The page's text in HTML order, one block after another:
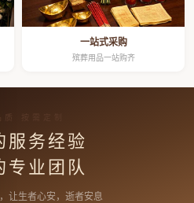
一站式采购
殡葬用品一站购齐
质 按需定制
服务经验
专业团队
让生者心安，逝者安息